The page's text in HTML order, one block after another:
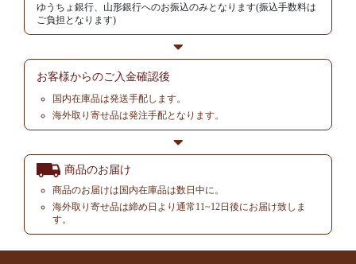
ゆうちょ銀行、山形銀行へのお振込のみとなります(振込手数料は
ご負担となります)
お客様からのご入金確認後
国内在庫品は発送手配します。
海外取り寄せ品は発注手配となります。
商品のお届け
商品のお届けは国内在庫品は数日中に。
海外取り寄せ品は締め日より通常11~12日後にお届け致しま
す。